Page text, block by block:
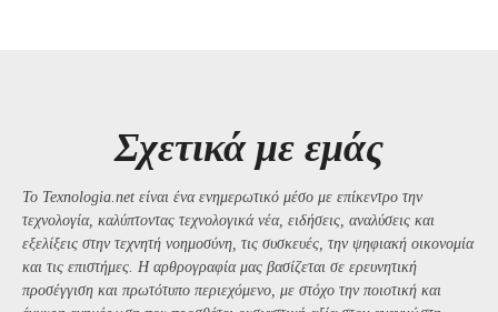
Σχετικά με εμάς
Το Texnologia.net είναι ένα ενημερωτικό μέσο με επίκεντρο την
τεχνολογία, καλύπτοντας τεχνολογικά νέα, ειδήσεις, αναλύσεις και
εξελίξεις στην τεχνητή νοημοσύνη, τις συσκευές, την ψηφιακή οικονομία
και τις επιστήμες. Η αρθρογραφία μας βασίζεται σε ερευνητική
προσέγγιση και πρωτότυπο περιεχόμενο, με στόχο την ποιοτική και